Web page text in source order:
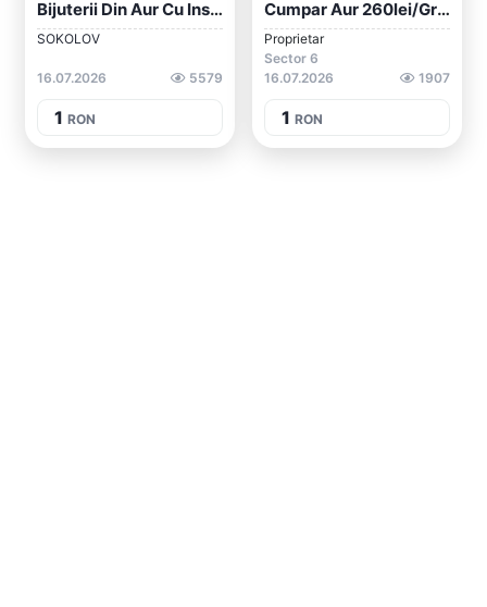
Bijuterii Din Aur Cu Inserții De Pietre...
SOKOLOV
16.07.2026 5579
1 RON
Cumpar Aur 260lei/gram Bijuterii Aur Sau...
Proprietar
Sector 6
16.07.2026
1907
1 RON